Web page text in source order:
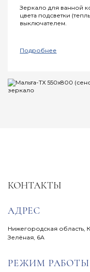
Зеркало для ванной
цвета подсветки
выключателем.
Подробнее
КОНТАКТЫ
АДРЕС
Нижегородская область,
Зелёная, 6А
РЕЖИМ РАБОТЫ